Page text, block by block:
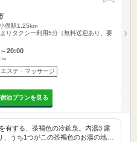
俣駅1.25km
りタクシー利用5分（無料送迎あり、要
20:00
エステ・マッサージ
泊プランを見る
有する、茶褐色の冷鉱泉。内湯3 露
、うち1つがこの茶褐色のお湯の地…